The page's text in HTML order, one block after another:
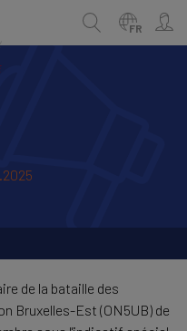
FR
de la bataille des
Bruxelles-Est (ON5UB) de